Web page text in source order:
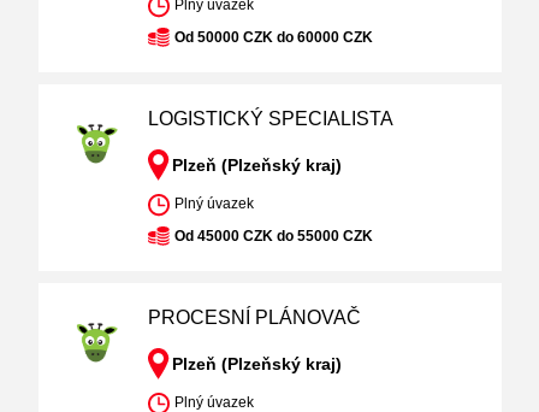
Plný úvazek
Od 50000 CZK do 60000 CZK
LOGISTICKÝ SPECIALISTA
Plzeň (Plzeňský kraj)
Plný úvazek
Od 45000 CZK do 55000 CZK
PROCESNÍ PLÁNOVAČ
Plzeň (Plzeňský kraj)
Plný úvazek